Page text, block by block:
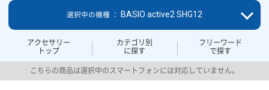
アクセサリー
トップ
カテゴリ別
に探す
フリーワード
で探す
選択中の機種 ： BASIO active2 SHG12
こちらの商品は選択中のスマートフォンには対応していません。